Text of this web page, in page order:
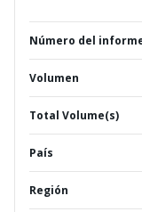
Número del
Volumen
Total Volume(s)
País
Región